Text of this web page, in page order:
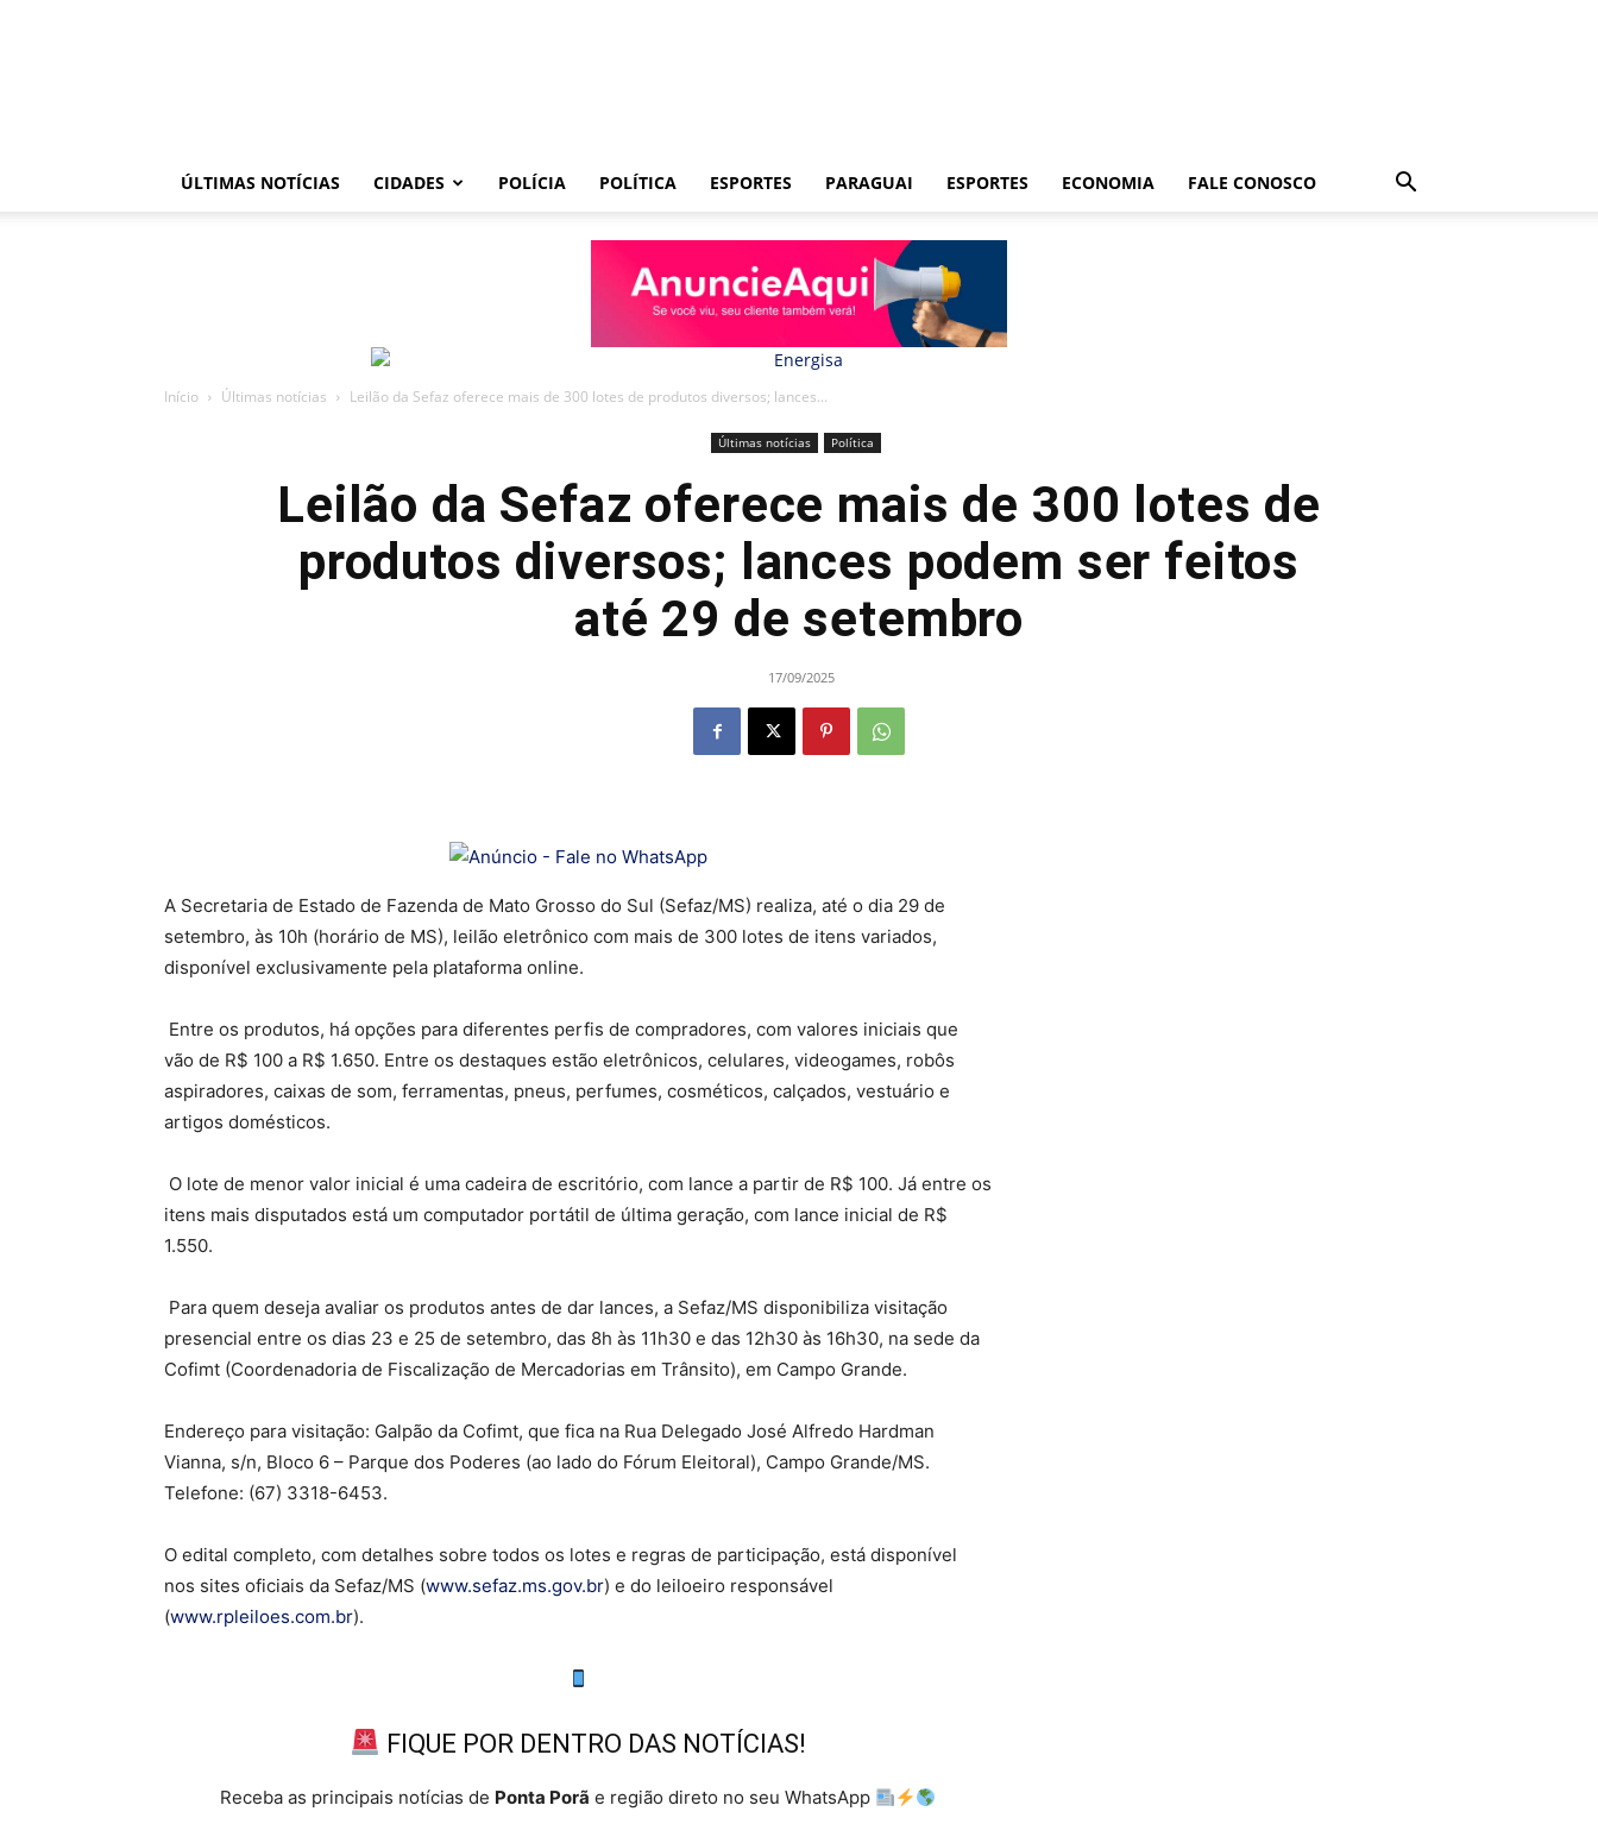
ÚLTIMAS NOTÍCIAS CIDADES POLÍCIA POLÍTICA ESPORTES PARAGUAI ESPORTES ECONOMIA FALE CONOSCO
Início Últimas notícias Leilão da Sefaz oferece mais de 300 lotes de produtos diversos; lances...
Últimas notícias Política
Leilão da Sefaz oferece mais de 300 lotes de
produtos diversos; lances podem ser feitos
até 29 de setembro
17/09/2025
A Secretaria de Estado de Fazenda de Mato Grosso do Sul (Sefaz/MS) realiza, até o dia 29 de
setembro, às 10h (horário de MS), leilão eletrônico com mais de 300 lotes de itens variados,
disponível exclusivamente pela plataforma online.
Entre os produtos, há opções para diferentes perfis de compradores, com valores iniciais que
vão de R$ 100 a R$ 1.650. Entre os destaques estão eletrônicos, celulares, videogames, robôs
aspiradores, caixas de som, ferramentas, pneus, perfumes, cosméticos, calçados, vestuário e
artigos domésticos.
O lote de menor valor inicial é uma cadeira de escritório, com lance a partir de R$ 100. Já entre os
itens mais disputados está um computador portátil de última geração, com lance inicial de R$
1.550.
Para quem deseja avaliar os produtos antes de dar lances, a Sefaz/MS disponibiliza visitação
presencial entre os dias 23 e 25 de setembro, das 8h às 11h30 e das 12h30 às 16h30, na sede da
Cofimt (Coordenadoria de Fiscalização de Mercadorias em Trânsito), em Campo Grande.
Endereço para visitação: Galpão da Cofimt, que fica na Rua Delegado José Alfredo Hardman
Vianna, s/n, Bloco 6 – Parque dos Poderes (ao lado do Fórum Eleitoral), Campo Grande/MS.
Telefone: (67) 3318-6453.
O edital completo, com detalhes sobre todos os lotes e regras de participação, está disponível
nos sites oficiais da Sefaz/MS (www.sefaz.ms.gov.br) e do leiloeiro responsável
(www.rpleiloes.com.br).
FIQUE POR DENTRO DAS NOTÍCIAS!
Receba as principais notícias de Ponta Porã e região direto no seu WhatsApp